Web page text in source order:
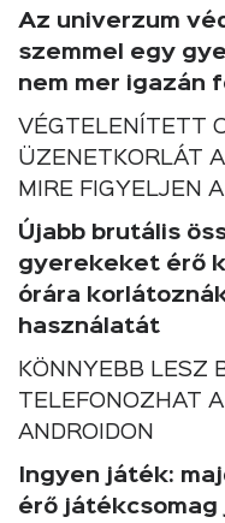
Az univerzum
szemmel egy
nem mer igazán
VÉGTELENÍTETT
ÜZENETKORLÁT
MIRE FIGYELJEN
Újabb brutális
gyerekeket érő
órára
használatát
KÖNNYEBB LESZ
TELEFONOZHAT
ANDROIDON
Ingyen játék:
érő